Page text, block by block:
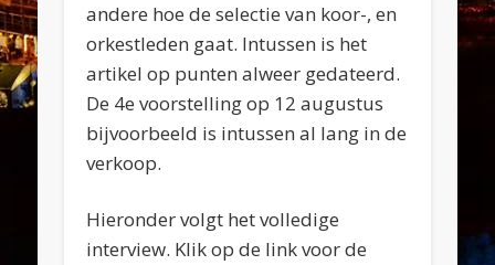
andere hoe de selectie van koor-, en
orkestleden gaat. Intussen is het
artikel op punten alweer gedateerd.
De 4e voorstelling op 12 augustus
bijvoorbeeld is intussen al lang in de
verkoop.
Hieronder volgt het volledige
interview. Klik op de link voor de